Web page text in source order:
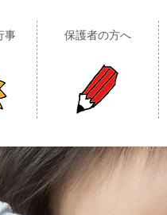
事 保護者の方へ